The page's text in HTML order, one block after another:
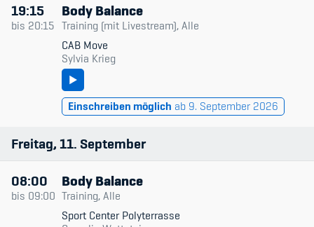
19:15
bis 20:15
Body Balance
Training (mit Livestream), Alle
CAB Move
Sylvia Krieg
Einschreiben möglich ab 9. September 2026
Freitag 11 September
08:00
bis 09:00
Body Balance
Training, Alle
Sport Center Polyterrasse